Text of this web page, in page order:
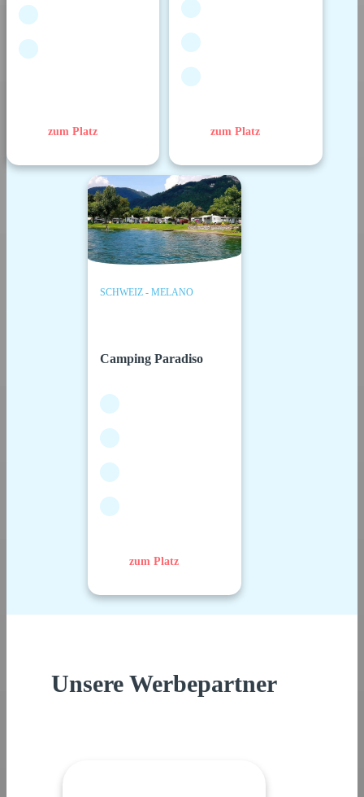
zum Platz zum Platz
SCHWEIZ - MELANO
Camping Paradiso
zum Platz
Unsere Werbepartner